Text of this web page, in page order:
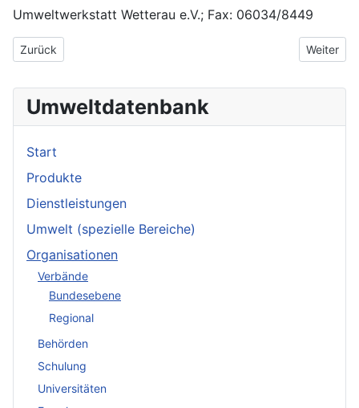
Umweltwerkstatt Wetterau e.V.; Fax: 06034/8449
Vorheriger Beitrag: Umweltstiftung WWF-Deutschland
Zurück Nächster
Weiter
Umweltdatenbank
Start
Produkte
Dienstleistungen
Umwelt (spezielle Bereiche)
Organisationen
Verbände
Bundesebene
Regional
Behörden
Schulung
Universitäten